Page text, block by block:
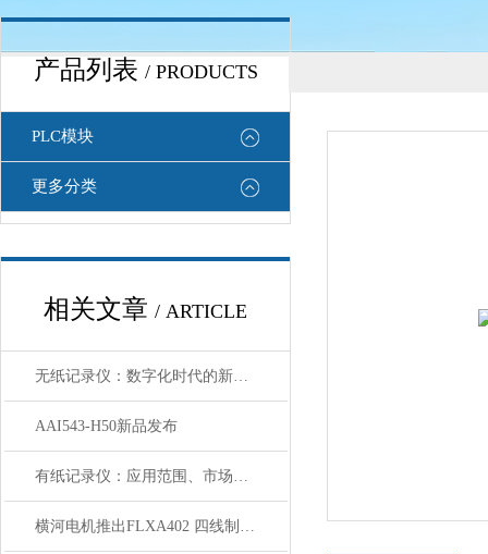
产品列表 / PRODUCTS
PLC模块
更多分类
相关文章 / ARTICLE
无纸记录仪：数字化时代的新选择
AAI543-H50新品发布
有纸记录仪：应用范围、市场价值及前景分析
横河电机推出FLXA402 四线制液体分析仪和SA11 SENCOM™智能适配器